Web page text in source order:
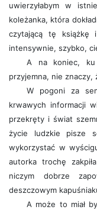
uwierzyłabym w
koleżanka, która
czytającą tę
intensywnie, szybko,
A na koniec, ku
przyjemna, nie znaczy,
W pogoni za
krwawych informacji
przekręty i świat
życie ludzkie pisze
wykorzystać w
autorka trochę
niczym dobrze
deszczowym
A może to miał